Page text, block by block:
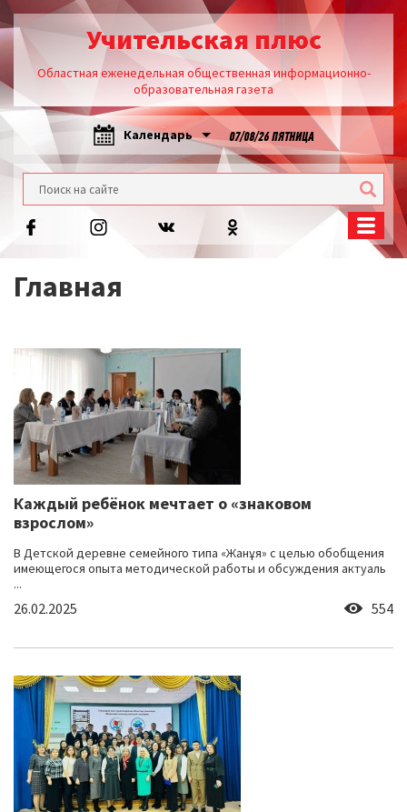
Учительская плюс
Областная еженедельная общественная информационно-
образовательная газета
Календарь 07/08/26 ПЯТНИЦА
Главная
Каждый ребёнок мечтает о «знаковом
взрослом»
В Детской деревне семейного типа «Жанұя» с целью обобщения
имеющегося опыта методической работы и обсуждения актуаль
...
26.02.2025 554